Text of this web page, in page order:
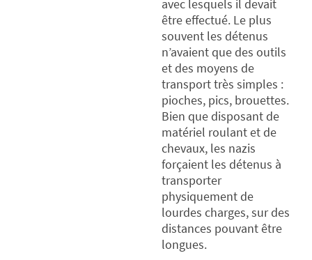
avec lesquels il devait
être effectué. Le plus
souvent les détenus
n’avaient que des outils
et des moyens de
transport très simples :
pioches, pics, brouettes.
Bien que disposant de
matériel roulant et de
chevaux, les nazis
forçaient les détenus à
transporter
physiquement de
lourdes charges, sur des
distances pouvant être
longues.